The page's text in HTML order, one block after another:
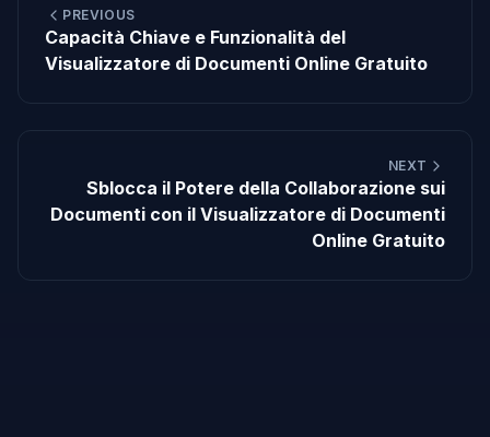
PREVIOUS
Capacità Chiave e Funzionalità del
Visualizzatore di Documenti Online Gratuito
NEXT
Sblocca il Potere della Collaborazione sui
Documenti con il Visualizzatore di Documenti
Online Gratuito